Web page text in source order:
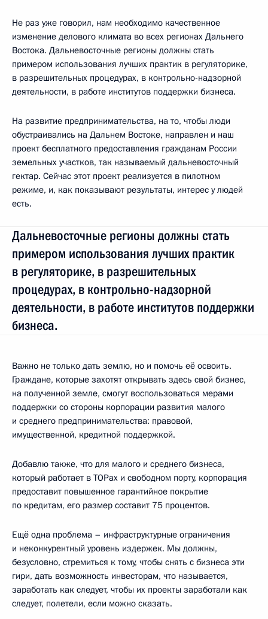
Не раз уже говорил, нам необходимо качественное
изменение делового климата во всех регионах Дальнего
Востока. Дальневосточные регионы должны стать
примером использования лучших практик в регуляторике,
в разрешительных процедурах, в контрольно-надзорной
деятельности, в работе институтов поддержки бизнеса.
На развитие предпринимательства, на то, чтобы люди
обустраивались на Дальнем Востоке, направлен и наш
проект бесплатного предоставления гражданам России
земельных участков, так называемый дальневосточный
гектар. Сейчас этот проект реализуется в пилотном
режиме, и, как показывают результаты, интерес у людей
есть.
Дальневосточные регионы должны стать
примером использования лучших практик
в регуляторике, в разрешительных
процедурах, в контрольно-надзорной
деятельности, в работе институтов поддержки
бизнеса.
Важно не только дать землю, но и помочь её освоить.
Граждане, которые захотят открывать здесь свой бизнес,
на полученной земле, смогут воспользоваться мерами
поддержки со стороны корпорации развития малого
и среднего предпринимательства: правовой,
имущественной, кредитной поддержкой.
Добавлю также, что для малого и среднего бизнеса,
который работает в ТОРах и свободном порту, корпорация
предоставит повышенное гарантийное покрытие
по кредитам, его размер составит 75 процентов.
Ещё одна проблема – инфраструктурные ограничения
и неконкурентный уровень издержек. Мы должны,
безусловно, стремиться к тому, чтобы снять с бизнеса эти
гири, дать возможность инвесторам, что называется,
заработать как следует, чтобы их проекты заработали как
следует, полетели, если можно сказать.